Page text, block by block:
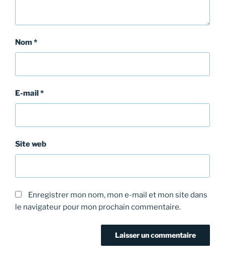
Nom*
E-mail*
Site web
Enregistrer mon nom, mon e-mail et mon site dans
le navigateur pour mon prochain commentaire.